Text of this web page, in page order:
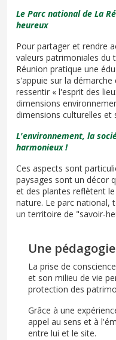
Le Parc national de La
heureux
Pour partager et rendre
valeurs patrimoniales du
Réunion pratique une
s'appuie sur la
ressentir « l'esprit des
dimensions
dimensions culturelles et
L'environnement, la
harmonieux !
Ces aspects sont
paysages sont un décor
et des plantes reflètent
nature. Le parc national,
un territoire de "savoir-
Une
La prise de
et son milieu de vie
protection des
Grâce à une
appel au sens et à
entre lui et le site.